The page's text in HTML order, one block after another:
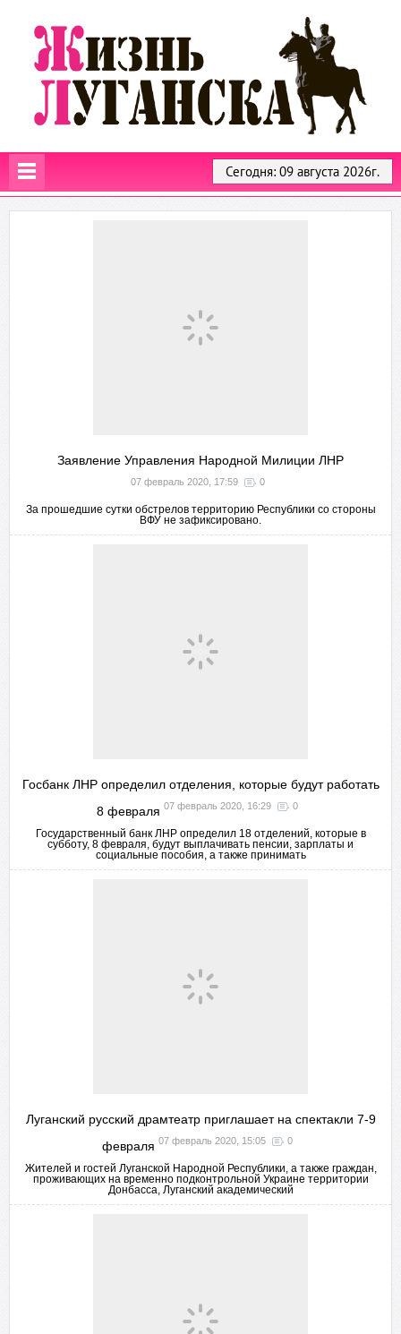
Сегодня: 09 августа 2026г.
Заявление Управления Народной Милиции ЛНР
07 февраль 2020, 17:59 0
За прошедшие сутки обстрелов территорию Республики со стороны
ВФУ не зафиксировано.
Госбанк ЛНР определил отделения, которые будут работать
8 февраля 07 февраль 2020, 16:29 0
Государственный банк ЛНР определил 18 отделений, которые в
субботу, 8 февраля, будут выплачивать пенсии, зарплаты и
социальные пособия, а также принимать
Луганский русский драмтеатр приглашает на спектакли 7-9
февраля 07 февраль 2020, 15:05 0
Жителей и гостей Луганской Народной Республики, а также граждан,
проживающих на временно подконтрольной Украине территории
Донбасса, Луганский академический